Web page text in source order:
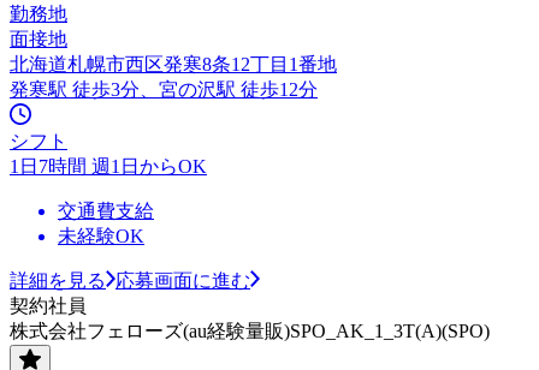
勤務地
面接地
北海道札幌市西区発寒8条12丁目1番地
発寒駅 徒歩3分、宮の沢駅 徒歩12分
シフト
1日7時間 週1日からOK
交通費支給
未経験OK
詳細を見る
応募画面に進む
契約社員
株式会社フェローズ(au経験量販)SPO_AK_1_3T(A)(SPO)